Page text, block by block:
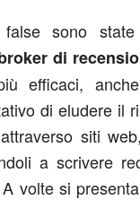
sono state
di
efficaci,
di eludere il
siti
a scrivere
volte si